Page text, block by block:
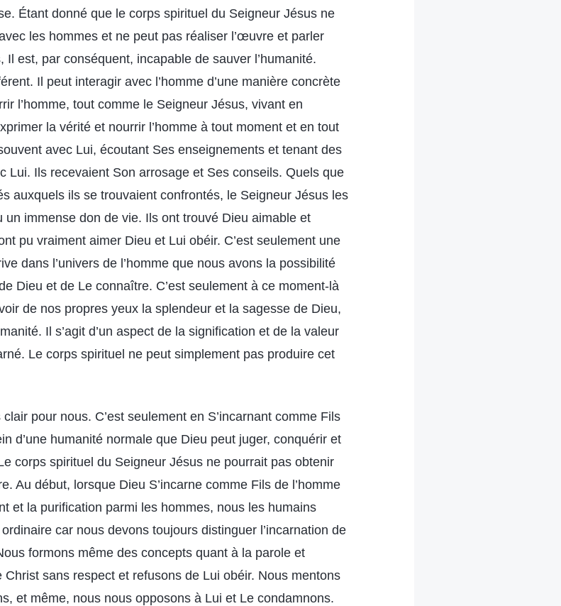
Étant donné que le corps spirituel du Seigneur Jésus ne
les hommes et ne peut pas réaliser l’œuvre et parler
est, par conséquent, incapable de sauver l’humanité.
Il peut interagir avec l’homme d’une manière concrète
l’homme, tout comme le Seigneur Jésus, vivant en
la vérité et nourrir l’homme à tout moment et en tout
avec Lui, écoutant Ses enseignements et tenant des
Ils recevaient Son arrosage et Ses conseils. Quels que
auxquels ils se trouvaient confrontés, le Seigneur Jésus les
immense don de vie. Ils ont trouvé Dieu aimable et
pu vraiment aimer Dieu et Lui obéir. C’est seulement une
dans l’univers de l’homme que nous avons la possibilité
Dieu et de Le connaître. C’est seulement à ce moment-là
de nos propres yeux la splendeur et la sagesse de Dieu,
Il s’agit d’un aspect de la signification et de la valeur
Le corps spirituel ne peut simplement pas produire cet
pour nous. C’est seulement en S’incarnant comme Fils
d’une humanité normale que Dieu peut juger, conquérir et
corps spirituel du Seigneur Jésus ne pourrait pas obtenir
Au début, lorsque Dieu S’incarne comme Fils de l’homme
et la purification parmi les hommes, nous les humains
car nous devons toujours distinguer l’incarnation de
formons même des concepts quant à la parole et
Christ sans respect et refusons de Lui obéir. Nous mentons
et même, nous nous opposons à Lui et Le condamnons.